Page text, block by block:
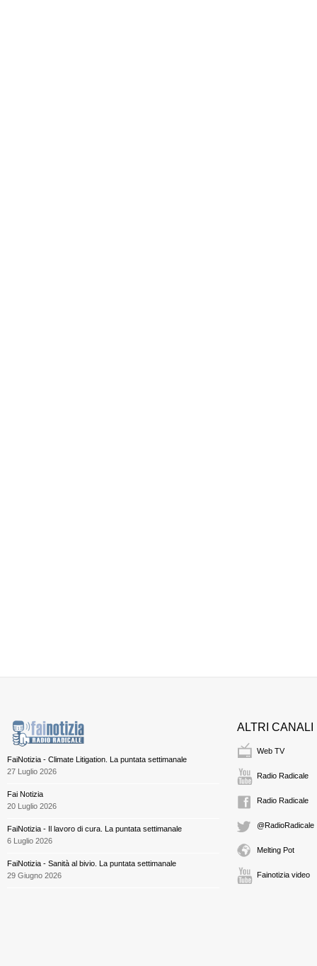
FaiNotizia - Climate Litigation. La puntata settimanale
27 Luglio 2026
Fai Notizia
20 Luglio 2026
FaiNotizia - Il lavoro di cura. La puntata settimanale
6 Luglio 2026
FaiNotizia - Sanità al bivio. La puntata settimanale
29 Giugno 2026
ALTRI CANALI
Web TV
Radio Radicale
Radio Radicale
@RadioRadicale
Melting Pot
Fainotizia video